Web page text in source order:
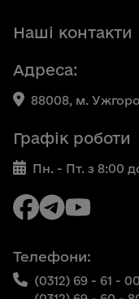
Наші контакти
Адреса:
88008, м.
Графік роботи
Пн. - Пт. з 8:00
Телефони:
(0312) 69 - 61 -